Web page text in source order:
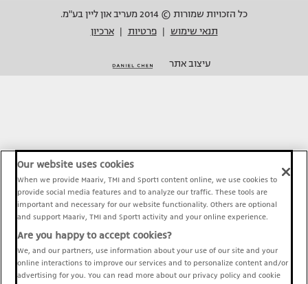
כל הזכויות שמורות © 2014 מעריב און ליין בע"מ.
תנאי שימוש
פרטיות ארכיון
עיצוב אתר
Our website uses cookies
When we provide Maariv, TMI and Sport1 content online, we use cookies to
provide social media features and to analyze our traffic. These tools are
important and necessary for our website functionality. Others are optional
and support Maariv, TMI and Sport1 activity and your online experience.
Are you happy to accept cookies?
We, and our partners, use information about your use of our site and your
online interactions to improve our services and to personalize content and/or
advertising for you. You can read more about our privacy policy and cookie